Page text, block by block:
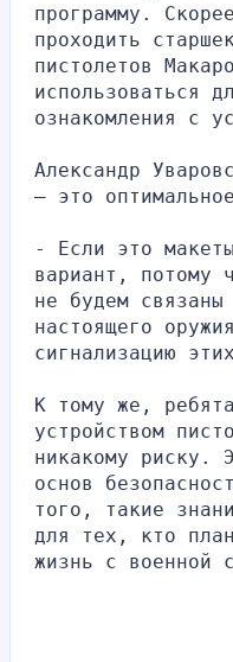
программу.
проходить
пистолетов
использоваться
ознакомления с
Александр
— это
- Если это
вариант, потому
не будем связаны
настоящего
сигнализацию
К тому же,
устройством
никакому риску.
основ
того, такие
для тех, кто
жизнь с военной